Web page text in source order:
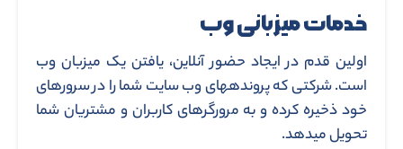
خدمات میزبانی وب
اولین قدم در ایجاد حضور آنلاین، یافتن یک میزبان وب
است. شرکتی که پرونده­های وب سایت شما را در سرورهای
خود ذخیره کرده و به مرورگرهای کاربران و مشتریان شما
تحویل می­دهد.